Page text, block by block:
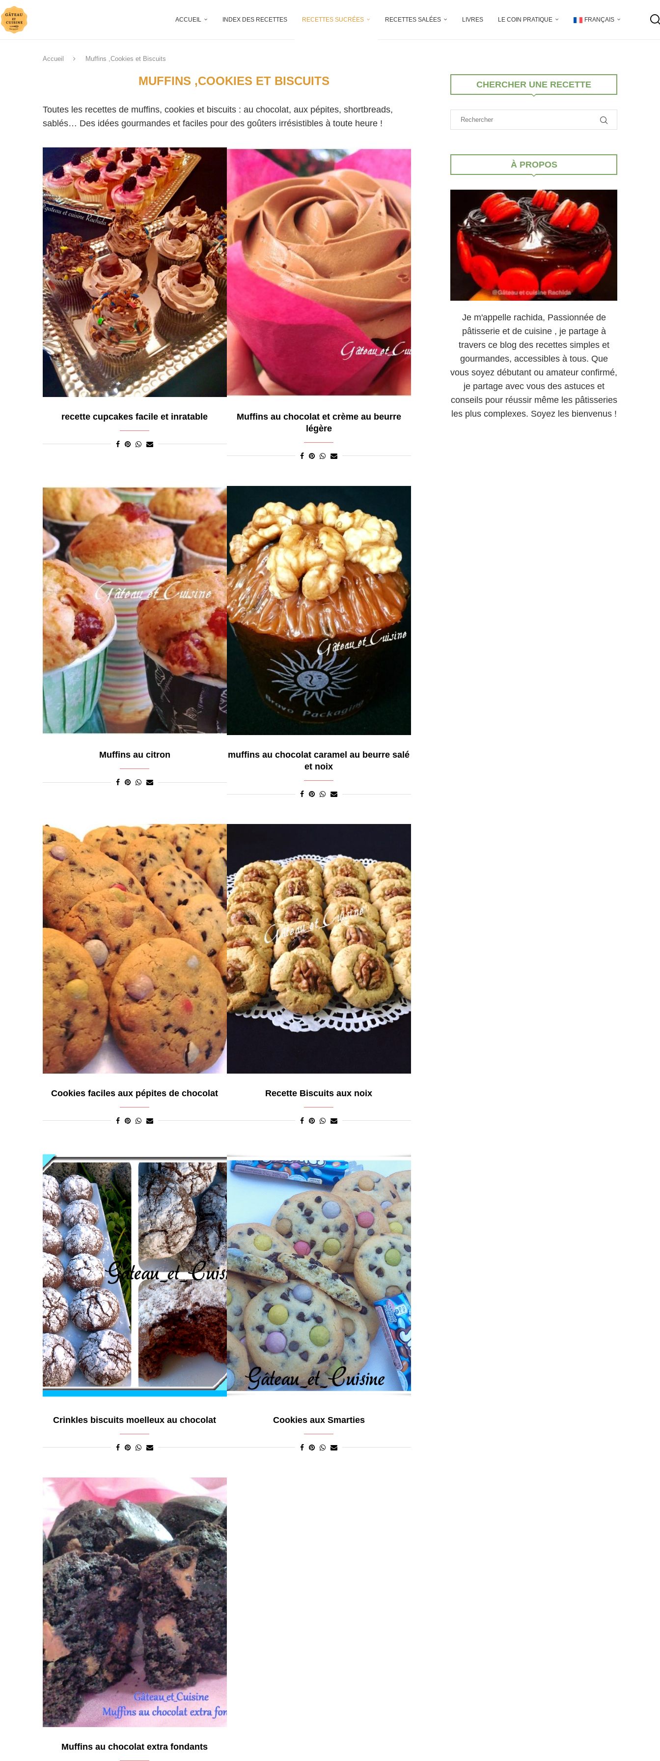
ACCUEIL INDEX DES RECETTES RECETTES SUCRÉES RECETTES SALÉES LIVRES LE COIN PRATIQUE FRANÇAIS
Accueil Muffins ,Cookies et Biscuits
MUFFINS ,COOKIES ET BISCUITS
Toutes les recettes de muffins, cookies et biscuits : au chocolat, aux pépites, shortbreads,
sablés… Des idées gourmandes et faciles pour des goûters irrésistibles à toute heure !
recette cupcakes facile et inratable
Muffins au chocolat et crème au beurre
légère
Muffins au citron
muffins au chocolat caramel au beurre salé
et noix
Cookies faciles aux pépites de chocolat Recette Biscuits aux noix
Crinkles biscuits moelleux au chocolat Cookies aux Smarties
Muffins au chocolat extra fondants
CHERCHER UNE RECETTE
À PROPOS
Je m'appelle rachida, Passionnée de
pâtisserie et de cuisine , je partage à
travers ce blog des recettes simples et
gourmandes, accessibles à tous. Que
vous soyez débutant ou amateur confirmé,
je partage avec vous des astuces et
conseils pour réussir même les pâtisseries
les plus complexes. Soyez les bienvenus !